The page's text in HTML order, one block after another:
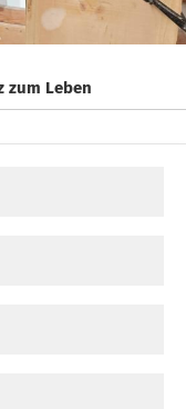
zum Leben